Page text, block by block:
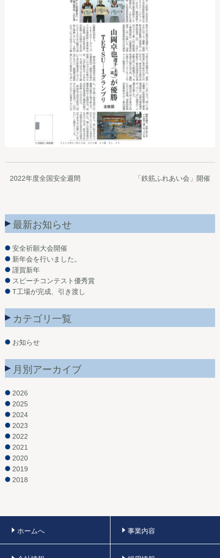
2022年度全国安全週間 「鉄筋ふれあい会」開催
最新お知らせ
安全祈願大会開催
新年会を行いました。
謹賀新年
スピーチコンテスト優秀賞
T工場が完成、引き渡し
カテゴリ一覧
お知らせ
月別アーカイブ
2026
2025
2024
2023
2022
2021
2020
2019
2018
ホームへ 事業内容